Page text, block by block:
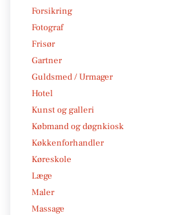
Forsikring
Fotograf
Frisør
Gartner
Guldsmed / Urmager
Hotel
Kunst og galleri
Købmand og døgnkiosk
Køkkenforhandler
Køreskole
Læge
Maler
Massage